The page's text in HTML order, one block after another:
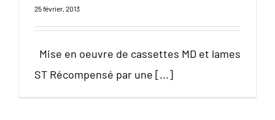
25 février, 2013
Mise en oeuvre de cassettes MD et lames
ST Récompensé par une [...]